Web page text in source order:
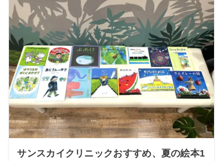
サンスカイクリニックおすすめ、夏の絵本1